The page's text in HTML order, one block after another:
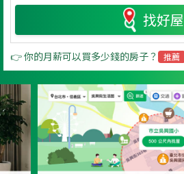
找好屋
👉 你的月薪可以買多少錢的房子？ 推薦